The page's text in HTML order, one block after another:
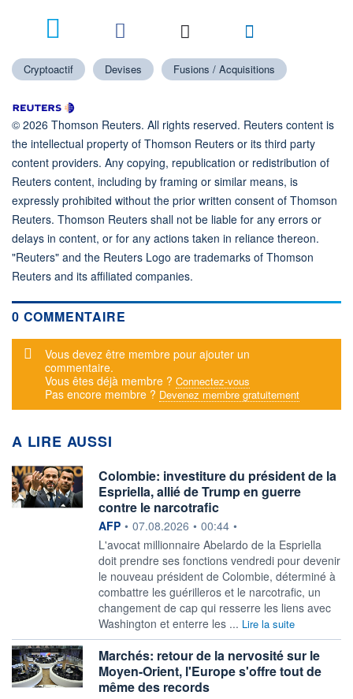
Cryptoactif Devises Fusions / Acquisitions
© 2026 Thomson Reuters. All rights reserved. Reuters content is
the intellectual property of Thomson Reuters or its third party
content providers. Any copying, republication or redistribution of
Reuters content, including by framing or similar means, is
expressly prohibited without the prior written consent of Thomson
Reuters. Thomson Reuters shall not be liable for any errors or
delays in content, or for any actions taken in reliance thereon.
"Reuters" and the Reuters Logo are trademarks of Thomson
Reuters and its affiliated companies.
0 COMMENTAIRE
Message d'alerte
Vous devez être membre pour ajouter un
commentaire.
Vous êtes déjà membre ? Connectez-vous
Pas encore membre ? Devenez membre gratuitement
A LIRE AUSSI
Colombie: investiture du président de la
Espriella, allié de Trump en guerre
contre le narcotrafic
information fournie par
AFP • 07.08.2026 • 00:44 •
L'avocat millionnaire Abelardo de la Espriella
doit prendre ses fonctions vendredi pour devenir
le nouveau président de Colombie, déterminé à
combattre les guérilleros et le narcotrafic, un
changement de cap qui resserre les liens avec
Washington et enterre les ... Lire la suite
Marchés: retour de la nervosité sur le
Moyen-Orient, l'Europe s'offre tout de
même des records